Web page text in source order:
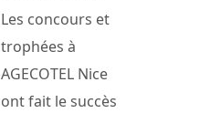
Les concours et
trophées à
AGECOTEL Nice
ont fait le succès